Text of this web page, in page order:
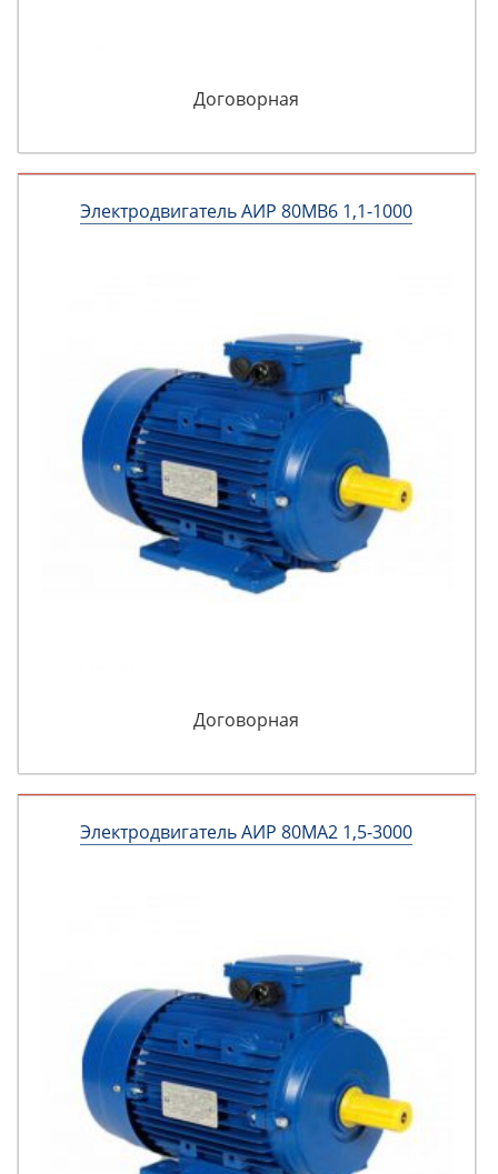
Договорная
Электродвигатель АИР 80МВ6 1,1-1000
Договорная
Электродвигатель АИР 80МА2 1,5-3000